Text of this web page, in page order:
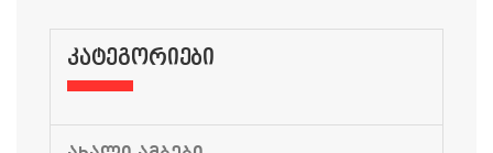
ᲙᲐᲢᲔᲒᲝᲠᲘᲔᲑᲘ